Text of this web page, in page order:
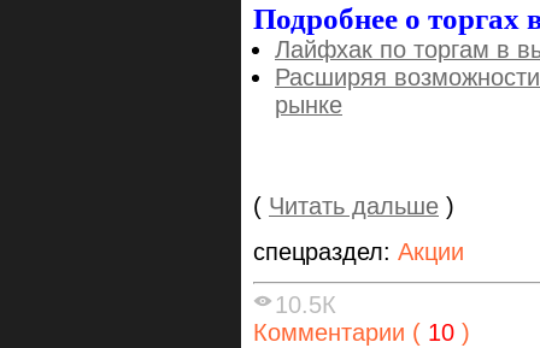
Подробнее о торгах
Лайфхак по торгам в
Расширяя
рынке
( Читать дальше )
спецраздел: Акции
10.5К
Комментарии ( 10 )